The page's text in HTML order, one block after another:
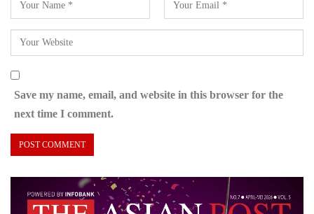
Save my name, email, and website in this browser for the
next time I comment.